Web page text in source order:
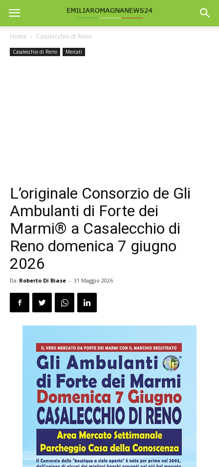
Home Casalecchio di Reno
Casalecchio di Reno Mercati
L’originale Consorzio de Gli
Ambulanti di Forte dei
Marmi® a Casalecchio di
Reno domenica 7 giugno
2026
Da Roberto Di Biase - 31 Maggio 2026